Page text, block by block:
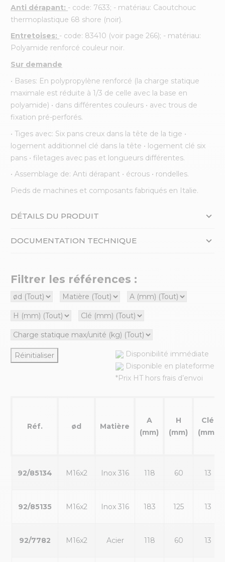
Anti dérapant: - code: 7633; - matériau: Caoutchouc
thermoplastique 68 shore (noir).
Entretoises: - code: 83410 (voir page 266); - matériau:
Polyamide renforcé couleur noir.
Sur demande
• Bases: En polypropylène renforcé (la charge statique
maximale est réduite à 1/3 de celle avec la base en
polyamide) • dans différentes couleurs • avec trous de
fixation pré-perforés.
• Tiges avec: Six pans creux dans la tête de la tige •
logement additionnel clé dans la tête • logement clé six
pans • filetages avec pas et longueurs différentes.
• Assemblage de: Anti dérapant • écrous • rondelles.
Pieds de machines et composants fabriqués en Italie.
DÉTAILS DU PRODUIT
DOCUMENTATION TECHNIQUE
Filtrer les références :
Réinitialiser
Disponibilité immédiate
Disponible en plateforme
*Prix HT hors frais d’envoi
Réf. ød Matière
A
(mm)
H
(mm)
Clé
(mm)
92/85134 M16x2 Inox 316 118 60 13
92/85135 M16x2 Inox 316 183 125 13
92/7782 M16x2 Acier 118 60 13